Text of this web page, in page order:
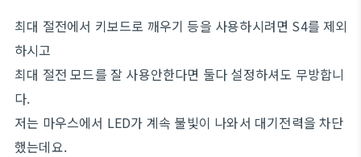
최대 절전에서 키보드로 깨우기 등을 사용하시려면 S4를 제외
하시고
최대 절전 모드를 잘 사용안한다면 둘다 설정하셔도 무방합니
다.
저는 마우스에서 LED가 계속 불빛이 나와서 대기전력을 차단
했는데요.